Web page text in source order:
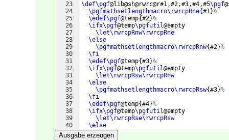
23
24
25
26
27
28
29
30
31
32
33
34
35
36
37
38
39
40
41
\def\pgf@lib@sh@rwrc@r#1,#2,#3,#4,#5\pgf
\pgfmathsetlengthmacro\rwrcpRne{#1}%
\edef\pgf@temp{#2}%
\ifx\pgf@temp\pgfutil@empty
\let\rwrcpRnw\rwrcpRne
\else
\pgfmathsetlengthmacro\rwrcpRnw{#2}%
\fi
\edef\pgf@temp{#3}%
\ifx\pgf@temp\pgfutil@empty
\let\rwrcpRsw\rwrcpRnw
\else
\pgfmathsetlengthmacro\rwrcpRsw{#3}%
\fi
\edef\pgf@temp{#4}%
\ifx\pgf@temp\pgfutil@empty
\let\rwrcpRse\rwrcpRsw
\else
\pgfmathsetlengthmacro\rwrcpRse
Ausgabe erzeugen